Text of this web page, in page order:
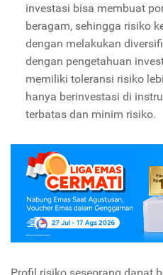
investasi bisa membuat
beragam, sehingga risiko
dengan melakukan
dengan pengetahuan
memiliki toleransi risiko
hanya berinvestasi di
terbatas dan minim risiko.